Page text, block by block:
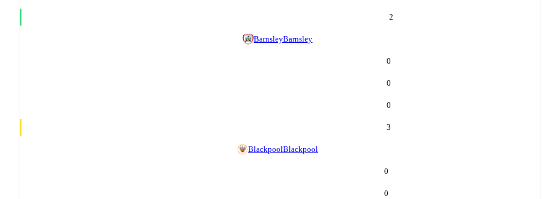
2
BarnsleyBarnsley
0
0
0
3
BlackpoolBlackpool
0
0